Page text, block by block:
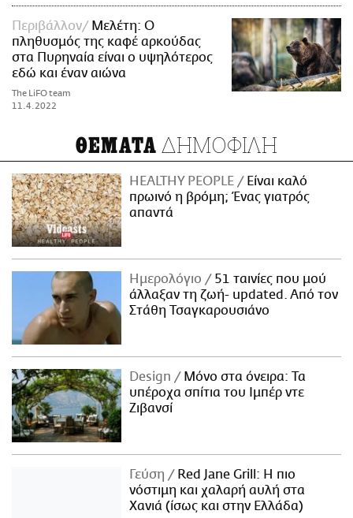
Περιβάλλον
Μελέτη: Ο
πληθυσμός της καφέ αρκούδας
στα Πυρηναία είναι ο υψηλότερος
εδώ και έναν αιώνα
The LiFO team
11.4.2022
ΘΕΜΑΤΑ ΔΗΜΟΦΙΛΗ
HEALTHY PEOPLE
Είναι καλό
πρωινό η βρόμη; Ένας γιατρός
απαντά
Ημερολόγιο
51 ταινίες που μού
άλλαξαν τη ζωή- updated. Aπό τον
Στάθη Τσαγκαρουσιάνο
Design
Μόνο στα όνειρα: Τα
υπέροχα σπίτια του Ιμπέρ ντε
Ζιβανσί
Γεύση
Red Jane Grill: Η πιο
νόστιμη και χαλαρή αυλή στα
Χανιά (ίσως και στην Ελλάδα)